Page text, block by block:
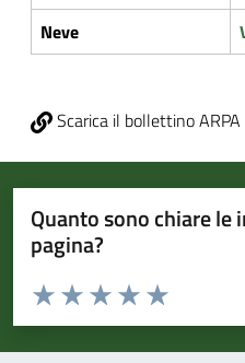
Neve
Scarica il bollettino ARPA
Quanto sono chiare
pagina?
Valuta da 1 a 5 stelle la pagina
Valuta 5
Valuta 4 stelle
Valuta 3 stelle su 5
Valuta 2 stelle su 5
Valuta 1 stelle su 5